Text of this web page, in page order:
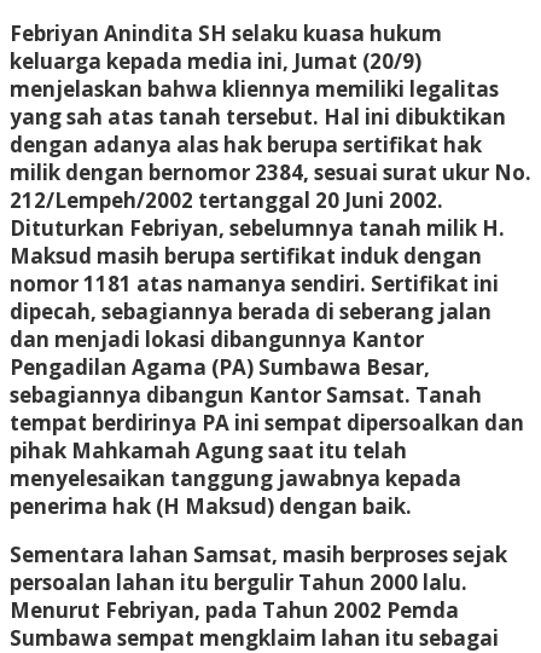
Febriyan Anindita SH selaku kuasa hukum
keluarga kepada media ini, Jumat (20/9)
menjelaskan bahwa kliennya memiliki legalitas
yang sah atas tanah tersebut. Hal ini dibuktikan
dengan adanya alas hak berupa sertifikat hak
milik dengan bernomor 2384, sesuai surat ukur No.
212/Lempeh/2002 tertanggal 20 Juni 2002.
Dituturkan Febriyan, sebelumnya tanah milik H.
Maksud masih berupa sertifikat induk dengan
nomor 1181 atas namanya sendiri. Sertifikat ini
dipecah, sebagiannya berada di seberang jalan
dan menjadi lokasi dibangunnya Kantor
Pengadilan Agama (PA) Sumbawa Besar,
sebagiannya dibangun Kantor Samsat. Tanah
tempat berdirinya PA ini sempat dipersoalkan dan
pihak Mahkamah Agung saat itu telah
menyelesaikan tanggung jawabnya kepada
penerima hak (H Maksud) dengan baik.
Sementara lahan Samsat, masih berproses sejak
persoalan lahan itu bergulir Tahun 2000 lalu.
Menurut Febriyan, pada Tahun 2002 Pemda
Sumbawa sempat mengklaim lahan itu sebagai